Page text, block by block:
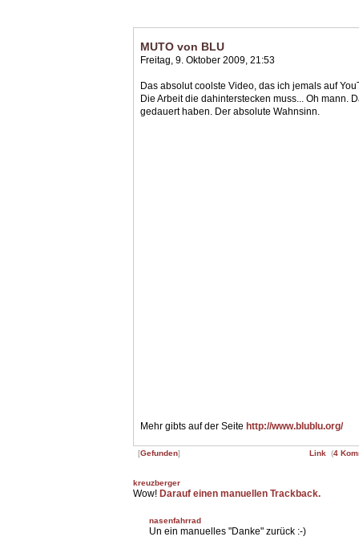
MUTO von BLU
Freitag, 9. Oktober 2009, 21:53
Das absolut coolste Video, das ich jemals auf
Die Arbeit die dahinterstecken muss... Oh mann.
gedauert haben. Der absolute Wahnsinn.
Mehr gibts auf der Seite http://www.blublu.org/
[Gefunden] Link (4
kreuzberger
Wow! Darauf einen manuellen Trackback.
nasenfahrrad
Un ein manuelles "Danke" zurück :-)